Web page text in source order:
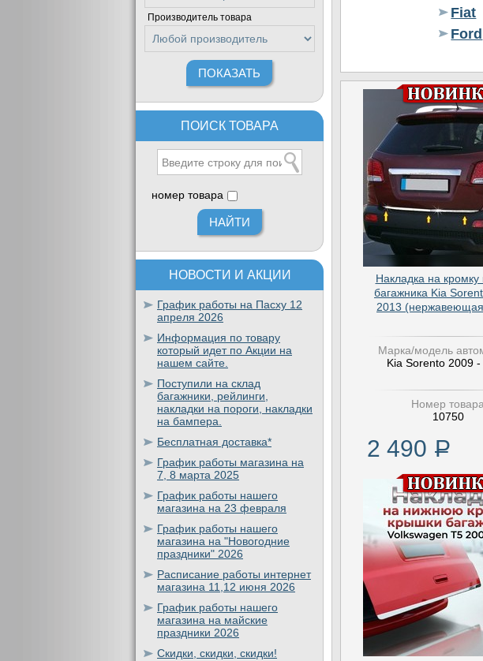
Производитель товара
ПОИСК ТОВАРА
номер товара
НОВОСТИ И АКЦИИ
График работы на Пасху 12
апреля 2026
Информация по товару
который идет по Акции на
нашем сайте.
Поступили на склад
багажники, рейлинги,
накладки на пороги, накладки
на бампера.
Бесплатная доставка*
График работы магазина на
7, 8 марта 2025
График работы нашего
магазина на 23 февраля
График работы нашего
магазина на "Новогодние
праздники" 2026
Расписание работы интернет
магазина 11,12 июня 2026
График работы нашего
магазина на майские
праздники 2026
Скидки, скидки, скидки!
Fiat
Ford
Накладка на
багажника Kia
2013 (нержавеющая
Марка/модель
Kia Sorento 2009 -
Номер товара
10750
2 490 Р